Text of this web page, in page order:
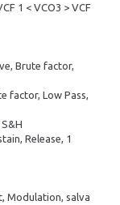
1 < VCO3 > VCF
Brute factor,
factor, Low Pass,
Release, 1
Modulation, salva